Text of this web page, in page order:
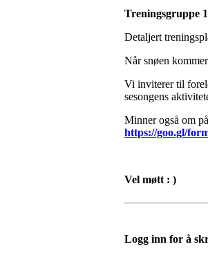
Treningsgruppe
Detaljert
Når snøen
Vi inviterer til
sesongens
Minner også om
https://goo.gl/
Vel møtt : )
Logg inn for å